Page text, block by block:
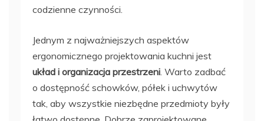
codzienne czynności.
Jednym z najważniejszych aspektów
ergonomicznego projektowania kuchni jest
układ i organizacja przestrzeni . Warto zadbać
o dostępność schowków, półek i uchwytów
tak, aby wszystkie niezbędne przedmioty były